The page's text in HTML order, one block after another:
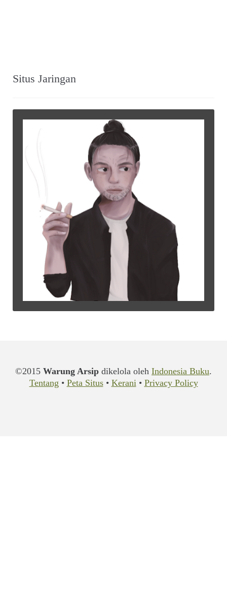
Situs Jaringan
©2015 Warung Arsip dikelola oleh Indonesia Buku.
Tentang • Peta Situs• Kerani• Privacy Policy